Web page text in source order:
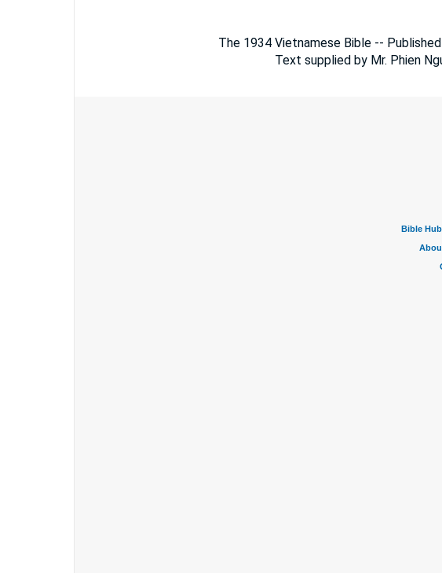
The 1934 Vietnamese Bible --
Text supplied by Mr. Phien